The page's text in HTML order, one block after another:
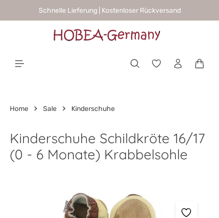
springenSchnelle Lieferung | Kostenloser Rückversand
Home Sale Kinderschuhe
Kinderschuhe Schildkröte 16/17
(0 - 6 Monate) Krabbelsohle